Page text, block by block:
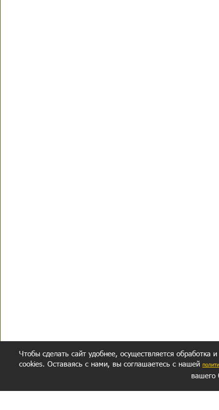
Чтобы сделать сайт удобнее, осуществляется обработка
cookies. Оставаясь с нами, вы соглашаетесь с нашей
вашего